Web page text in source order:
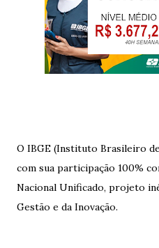
O IBGE (Instituto Brasileiro
com sua participação 100%
Nacional Unificado, projeto
Gestão e da Inovação.